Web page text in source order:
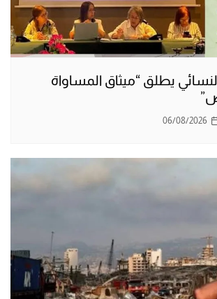
يطلق “ميثاق المساواة
06/08/2026